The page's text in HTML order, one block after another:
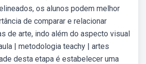
os alunos podem melhor
de comparar e relacionar
de arte, indo além do aspecto visual
| metodologia teachy | artes
desta etapa é estabelecer uma